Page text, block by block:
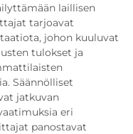
laillisen
tarjoavat
johon kuuluvat
tulokset ja
Säännölliset
jatkuvan
eri
panostavat